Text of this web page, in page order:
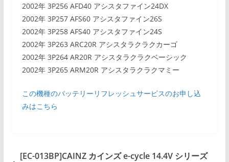
2002年 3P256 AFD40 アシスタファイン24DX
2002年 3P257 AFS60 アシスタファイン26S
2002年 3P258 AFS40 アシスタファイン24S
2002年 3P263 ARC20R アシスタラクラクカーゴ
2002年 3P264 AR20R アシスタラクラクベーシック
2002年 3P265 ARM20R アシスタラクラクマミー
この機種のバッテリーリフレッシュサービスのお申し込
みはこちら
[EC-013BP]CAINZ カインズ e-cycle 14.4V シリーズ